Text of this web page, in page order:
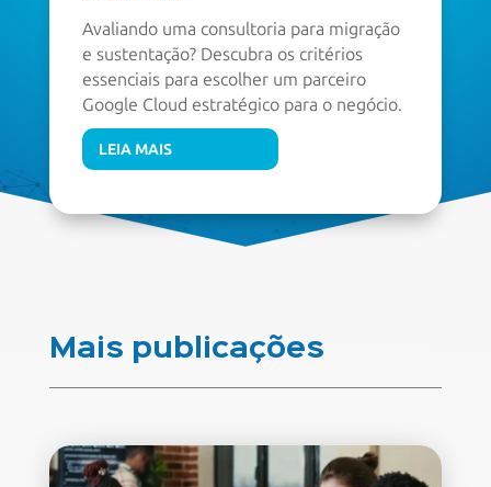
Avaliando uma consultoria para migração
e sustentação? Descubra os critérios
essenciais para escolher um parceiro
Google Cloud estratégico para o negócio.
LEIA MAIS
Mais publicações